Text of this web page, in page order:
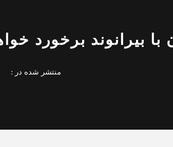
بیرانوند برخورد
منتشر شده در :